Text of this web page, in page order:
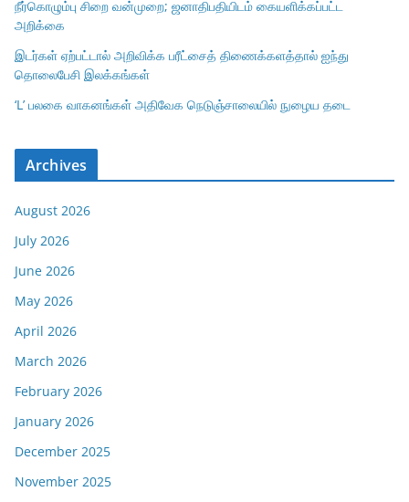
நீர்கொழும்பு சிறை வன்முறை; ஜனாதிபதியிடம் கையளிக்கப்பட்ட
அறிக்கை
இடர்கள் ஏற்பட்டால் அறிவிக்க பரீட்சைத் திணைக்களத்தால் ஐந்து
தொலைபேசி இலக்கங்கள்
‘L’ பலகை வாகனங்கள் அதிவேக நெடுஞ்சாலையில் நுழைய தடை
Archives
August 2026
July 2026
June 2026
May 2026
April 2026
March 2026
February 2026
January 2026
December 2025
November 2025